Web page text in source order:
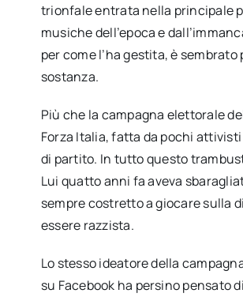
trionfale entrata nella principale
musiche dell’epoca e
per come l’ha gestita, è
sostanza.
Più che la campagna elettorale
Forza Italia, fatta da pochi
di partito. In tutto questo
Lui quatto anni fa aveva
sempre costretto a giocare sulla
essere razzista.
Lo stesso ideatore della
su Facebook ha persino pensato